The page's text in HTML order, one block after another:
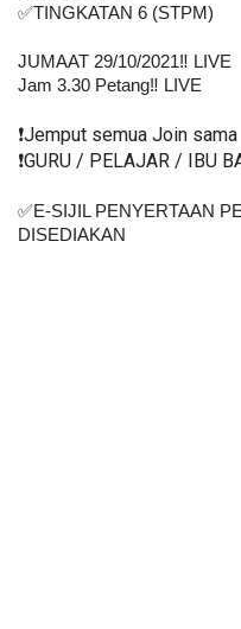
✅TINGKATAN 6 (STPM)
JUMAAT 29/10/2021‼️ LIVE
Jam 3.30 Petang‼️ LIVE
❗️Jemput semua Join sama
❗️GURU / PELAJAR / IBU
✅E-SIJIL PENYERTAAN
DISEDIAKAN